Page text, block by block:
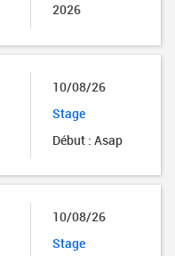
2026
10/08/26
Stage
Début : Asap
10/08/26
Stage